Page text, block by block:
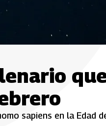
sapiens en la Edad